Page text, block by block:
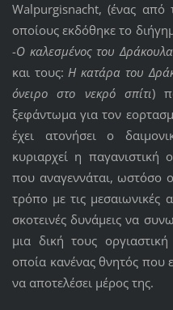
Walpurgisnacht, (ένας από
οποίους εκδόθηκε το
-Ο καλεσμένος του Δράκουλα
και τους:Η κατάρα του
όνειρο στο νεκρό σπίτι)
ξεφάντωμα για τον
έχει ατονήσει ο
κυριαρχεί η
που αναγεννάται, ωστόσο
τρόπο με τις μεσαιωνικές
σκοτεινές δυνάμεις να
μια δική τους
οποία κανένας θνητός που
να αποτελέσει μέρος της.